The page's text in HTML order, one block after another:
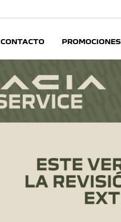
CONTACTO PROMOCIONES